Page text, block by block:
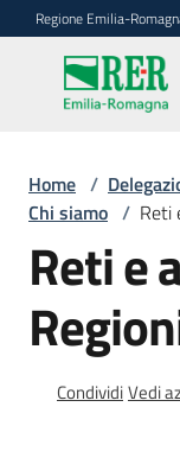
Vai al contenuto
Vai alla navigazione
Vai al footer
Regione Emilia-
Novità
Home /
Chi siamo / Reti
Reti e
CondividiVedi